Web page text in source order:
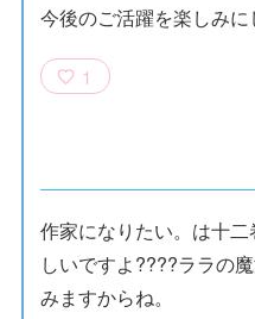
今後のご活躍を楽しみに
1
作家になりたい。は十
しいですよ????ララの
みますからね。